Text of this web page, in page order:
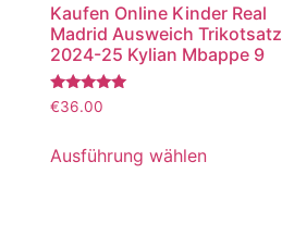
Kaufen Online Kinder Real
Madrid Ausweich Trikotsatz
2024-25 Kylian Mbappe 9
Bewertet
mit
von 5
€36.00
Ausführung wählen